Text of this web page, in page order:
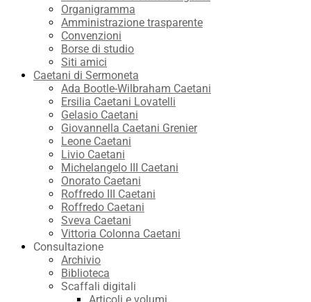
Organigramma
Amministrazione trasparente
Convenzioni
Borse di studio
Siti amici
Caetani di Sermoneta
Ada Bootle-Wilbraham Caetani
Ersilia Caetani Lovatelli
Gelasio Caetani
Giovannella Caetani Grenier
Leone Caetani
Livio Caetani
Michelangelo III Caetani
Onorato Caetani
Roffredo III Caetani
Roffredo Caetani
Sveva Caetani
Vittoria Colonna Caetani
Consultazione
Archivio
Biblioteca
Scaffali digitali